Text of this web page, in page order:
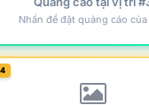
Nhấn để đặt quảng cáo của